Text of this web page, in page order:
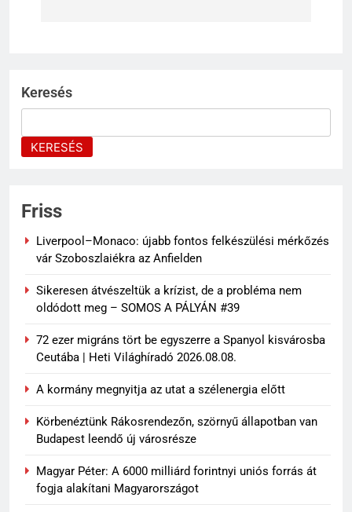
Keresés
KERESÉS
Friss
Liverpool–Monaco: újabb fontos felkészülési mérkőzés
vár Szoboszlaiékra az Anfielden
Sikeresen átvészeltük a krízist, de a probléma nem
oldódott meg – SOMOS A PÁLYÁN #39
72 ezer migráns tört be egyszerre a Spanyol kisvárosba
Ceutába | Heti Világhíradó 2026.08.08.
A kormány megnyitja az utat a szélenergia előtt
Körbenéztünk Rákosrendezőn, szörnyű állapotban van
Budapest leendő új városrésze
Magyar Péter: A 6000 milliárd forintnyi uniós forrás át
fogja alakítani Magyarországot